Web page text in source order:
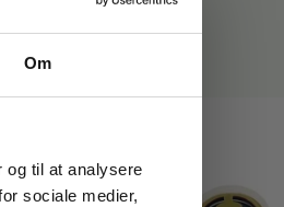
Om
og til at analysere
sociale medier,